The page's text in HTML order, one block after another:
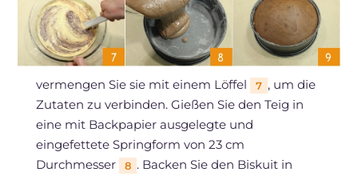
vermengen Sie sie mit einem Löffel 7 , um die
Zutaten zu verbinden. Gießen Sie den Teig in
eine mit Backpapier ausgelegte und
eingefettete Springform von 23 cm
Durchmesser
8 . Backen Sie den Biskuit in